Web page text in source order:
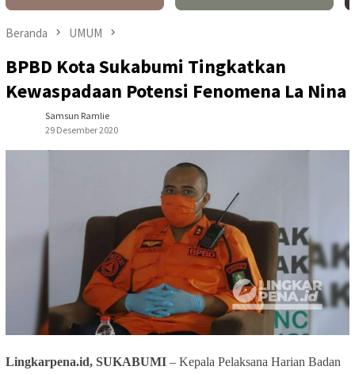
Beranda UMUM
BPBD Kota Sukabumi Tingkatkan
Kewaspadaan Potensi Fenomena La Nina
Samsun Ramlie
29 Desember 2020
Lingkarpena.id, SUKABUMI – Kepala Pelaksana Harian Badan